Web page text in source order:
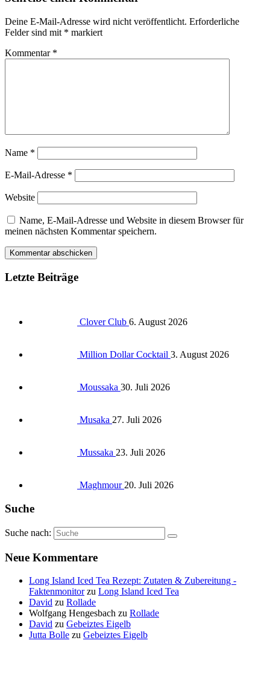
Deine E-Mail-Adresse wird nicht veröffentlicht. Erforderliche
Felder sind mit * markiert
Kommentar *
Name *
E-Mail-Adresse *
Website
Name, E-Mail-Adresse und Website in diesem Browser für
meinen nächsten Kommentar speichern.
Letzte Beiträge
Clover Club 6. August 2026
Million Dollar Cocktail 3. August 2026
Moussaka 30. Juli 2026
Musaka 27. Juli 2026
Mussaka 23. Juli 2026
Maghmour20. Juli 2026
Suche
Suche nach:
Neue Kommentare
Long Island Iced Tea Rezept: Zutaten & Zubereitung -
Faktenmonitorzu Long Island Iced Tea
David zu Rollade
Wolfgang Hengesbach zu Rollade
David zu Gebeiztes Eigelb
Jutta Bolle zu Gebeiztes Eigelb